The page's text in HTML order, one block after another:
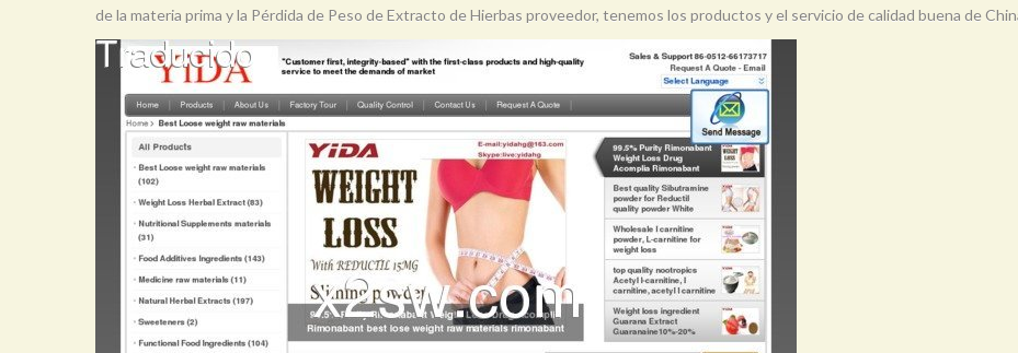
de la materia prima y la Pérdida de Peso de Extracto de Hierbas proveedor, tenemos los productos y el servicio de calidad buena de